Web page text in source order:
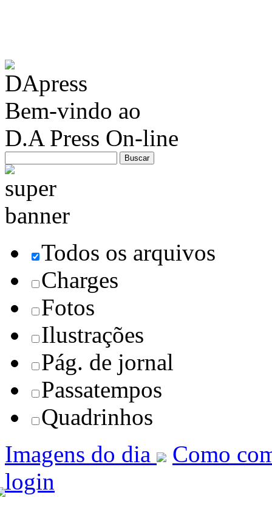
Bem-vindo ao
D.A Press On-line
Todos os arquivos
Charges
Fotos
Ilustrações
Pág. de jornal
Passatempos
Quadrinhos
Imagens do dia
Como
login